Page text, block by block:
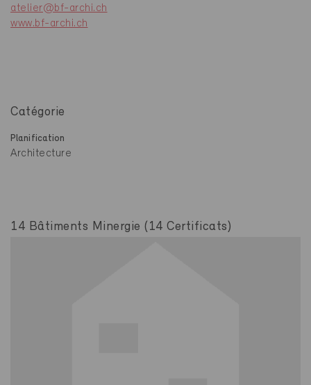
atelier@bf-archi.ch
www.bf-archi.ch
Catégorie
Planification
Architecture
14 Bâtiments Minergie (14 Certificats)